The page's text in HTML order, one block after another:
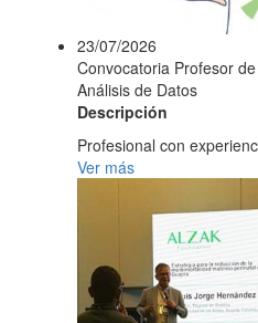
23/07/2026
Convocatoria Profesor
Análisis de Datos
Descripción
Profesional con
Ver más